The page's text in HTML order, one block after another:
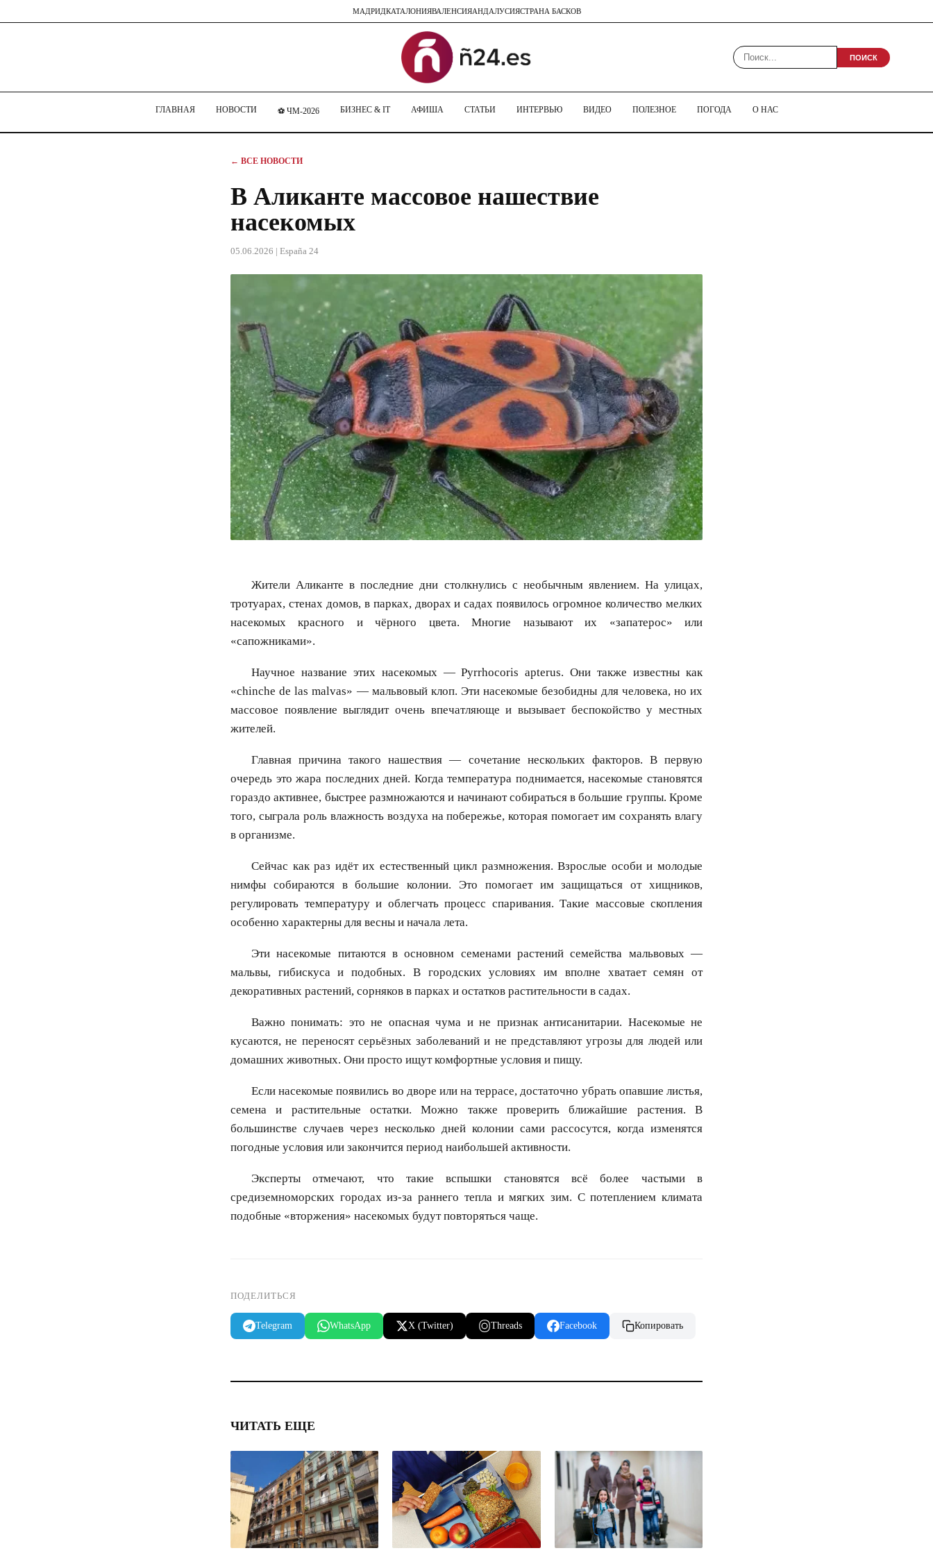
МАДРИДКАТАЛОНИЯВАЛЕНСИЯАНДАЛУСИЯСТРАНА БАСКОВ
ПОИСК
ГЛАВНАЯ НОВОСТИ ⚽ ЧМ-2026 БИЗНЕС & IT АФИША СТАТЬИ ИНТЕРВЬЮ ВИДЕО ПОЛЕЗНОЕ ПОГОДА О НАС
← ВСЕ НОВОСТИ
В Аликанте массовое нашествие
насекомых
05.06.2026 | España 24
Жители Аликанте в последние дни столкнулись с необычным явлением. На улицах,
тротуарах, стенах домов, в парках, дворах и садах появилось огромное количество мелких
насекомых красного и чёрного цвета. Многие называют их «запатерос» или
«сапожниками».
Научное название этих насекомых — Pyrrhocoris apterus. Они также известны как
«chinche de las malvas» — мальвовый клоп. Эти насекомые безобидны для человека, но их
массовое появление выглядит очень впечатляюще и вызывает беспокойство у местных
жителей.
Главная причина такого нашествия — сочетание нескольких факторов. В первую
очередь это жара последних дней. Когда температура поднимается, насекомые становятся
гораздо активнее, быстрее размножаются и начинают собираться в большие группы. Кроме
того, сыграла роль влажность воздуха на побережье, которая помогает им сохранять влагу
в организме.
Сейчас как раз идёт их естественный цикл размножения. Взрослые особи и молодые
нимфы собираются в большие колонии. Это помогает им защищаться от хищников,
регулировать температуру и облегчать процесс спаривания. Такие массовые скопления
особенно характерны для весны и начала лета.
Эти насекомые питаются в основном семенами растений семейства мальвовых —
мальвы, гибискуса и подобных. В городских условиях им вполне хватает семян от
декоративных растений, сорняков в парках и остатков растительности в садах.
Важно понимать: это не опасная чума и не признак антисанитарии. Насекомые не
кусаются, не переносят серьёзных заболеваний и не представляют угрозы для людей или
домашних животных. Они просто ищут комфортные условия и пищу.
Если насекомые появились во дворе или на террасе, достаточно убрать опавшие листья,
семена и растительные остатки. Можно также проверить ближайшие растения. В
большинстве случаев через несколько дней колонии сами рассосутся, когда изменятся
погодные условия или закончится период наибольшей активности.
Эксперты отмечают, что такие вспышки становятся всё более частыми в
средиземноморских городах из-за раннего тепла и мягких зим. С потеплением климата
подобные «вторжения» насекомых будут повторяться чаще.
ПОДЕЛИТЬСЯ
Telegram WhatsApp X (Twitter) Threads Facebook Копировать
ЧИТАТЬ ЕЩЕ